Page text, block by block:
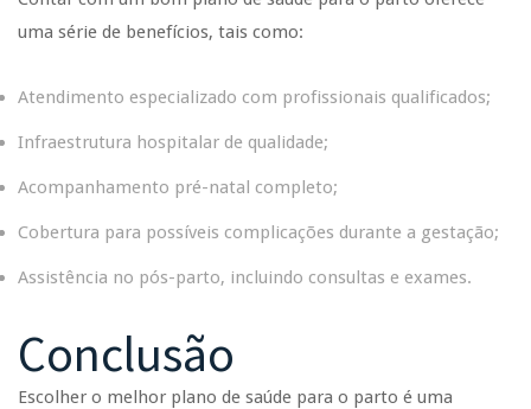
uma série de benefícios, tais como:
Atendimento especializado com profissionais qualificados;
Infraestrutura hospitalar de qualidade;
Acompanhamento pré-natal completo;
Cobertura para possíveis complicações durante a gestação;
Assistência no pós-parto, incluindo consultas e exames.
Conclusão
Escolher o melhor plano de saúde para o parto é uma